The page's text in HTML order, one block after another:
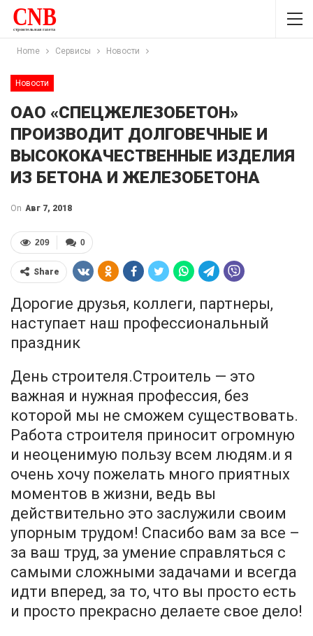
Home Сервисы Новости
Новости
ОАО «СПЕЦЖЕЛЕЗОБЕТОН»
ПРОИЗВОДИТ ДОЛГОВЕЧНЫЕ И
ВЫСОКОКАЧЕСТВЕННЫЕ ИЗДЕЛИЯ
ИЗ БЕТОНА И ЖЕЛЕЗОБЕТОНА
On Авг 7, 2018
0
209
Share
Дорогие друзья, коллеги, партнеры,
наступает наш профессиональный
праздник
День строителя.Строитель — это
важная и нужная профессия, без
которой мы не сможем существовать.
Работа строителя приносит огромную
и неоценимую пользу всем людям.и я
очень хочу пожелать много приятных
моментов в жизни, ведь вы
действительно это заслужили своим
упорным трудом! Спасибо вам за все –
за ваш труд, за умение справляться с
самыми сложными задачами и всегда
идти вперед, за то, что вы просто есть
и просто прекрасно делаете свое дело!